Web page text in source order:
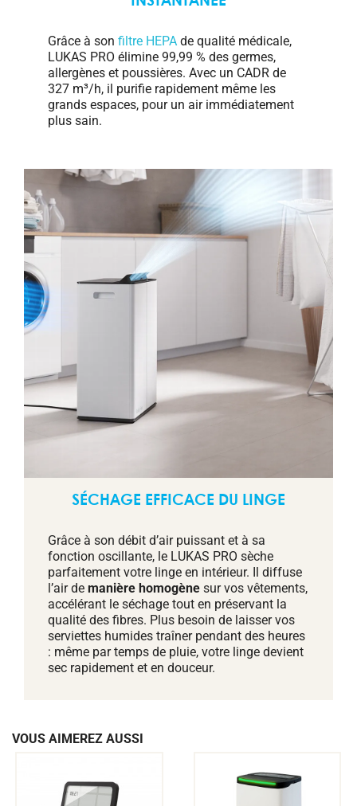
Grâce à son filtre HEPA de qualité médicale,
LUKAS PRO élimine 99,99 % des germes,
allergènes et poussières. Avec un CADR de
327 m³/h, il purifie rapidement même les
grands espaces, pour un air immédiatement
plus sain.
SÉCHAGE EFFICACE DU LINGE
Grâce à son débit d’air puissant et à sa
fonction oscillante, le LUKAS PRO sèche
parfaitement votre linge en intérieur. Il diffuse
l’air de manière homogène sur vos vêtements,
accélérant le séchage tout en préservant la
qualité des fibres. Plus besoin de laisser vos
serviettes humides traîner pendant des heures
: même par temps de pluie, votre linge devient
sec rapidement et en douceur.
VOUS AIMEREZ AUSSI